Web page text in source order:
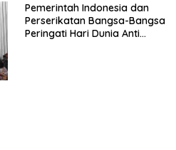
Pemerintah Indonesia dan
Perserikatan Bangsa-Bangsa
Peringati Hari Dunia Anti